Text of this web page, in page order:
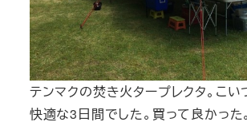
テンマクの焚き火タープレクタ。こ
快適な3日間でした。買って良かった。